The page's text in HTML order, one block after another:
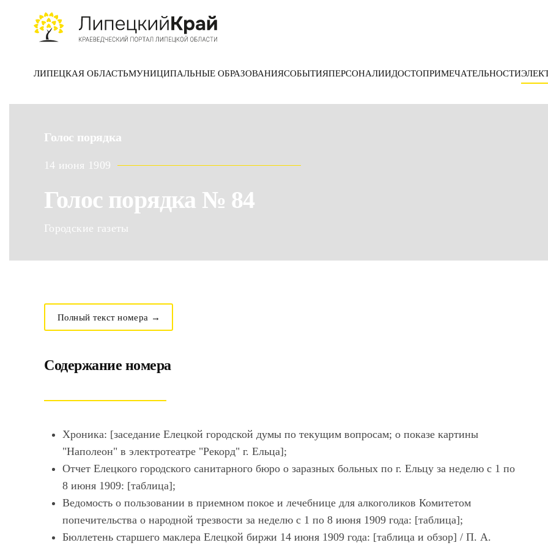
Skip to main content
ЛИПЕЦКАЯ ОБЛАСТЬМУНИЦИПАЛЬНЫЕ ОБРАЗОВАНИЯСОБЫТИЯПЕРСОНАЛИИДОСТОПРИМЕЧАТЕЛЬНОСТИ
Голос порядка
14 июня 1909
Голос порядка № 84
Городские газеты
Полный текст номера →
Содержание номера
Хроника: [заседание Елецкой городской думы по текущим вопросам; о показе картины
"Наполеон" в электротеатре "Рекорд" г. Ельца];
Отчет Елецкого городского санитарного бюро о заразных больных по г. Ельцу за неделю с 1 по
8 июня 1909: [таблица];
Ведомость о пользовании в приемном покое и лечебнице для алкоголиков Комитетом
попечительства о народной трезвости за неделю с 1 по 8 июня 1909 года: [таблица];
Бюллетень старшего маклера Елецкой биржи 14 июня 1909 года: [таблица и обзор] / П. А.